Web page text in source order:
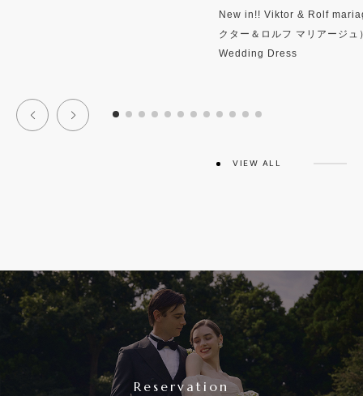
New in!! Viktor & Rolf
クター＆ロルフ マリアージュ
Wedding Dress
VIEW ALL
Reservation